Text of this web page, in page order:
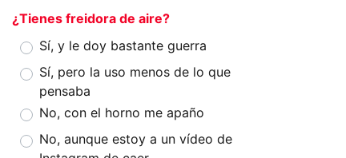
¿Tienes freidora de aire?
Sí, y le doy bastante guerra
Sí, pero la uso menos de lo que
pensaba
No, con el horno me apaño
No, aunque estoy a un vídeo de